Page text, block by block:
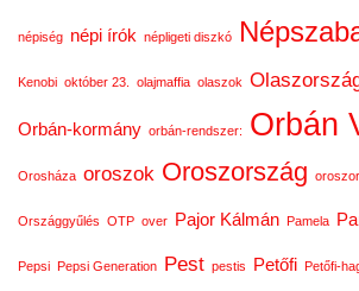
népiség népi írók népligeti diszkó
Kenobi október 23. olajmaffia olaszok
Orbán-kormány orbán-rendszer: Orbán
Orosháza oroszok Oroszország
Országgyűlés OTP over Pajor Kálmán Pamela
Pepsi Pepsi Generation Pest pestis Petőfi Petőfi-